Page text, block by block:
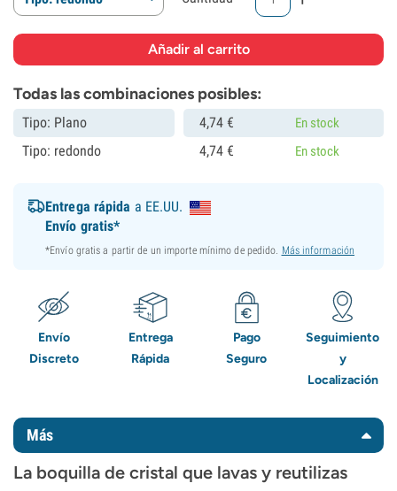
Todas las combinaciones posibles:
Tipo: Plano 4,74 € En stock
Tipo: redondo 4,74 € En stock
Entrega rápida a EE.UU.
Envío gratis*
*Envío gratis a partir de un importe mínimo de pedido. Más información
Envío
Discreto
Entrega
Rápida
Pago
Seguro
Seguimiento
y
Localización
Más
La boquilla de cristal que lavas y reutilizas